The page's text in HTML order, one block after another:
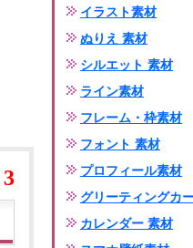
3
イラスト素材
ぬりえ 素材
シルエット 素材
ライン素材
フレーム・枠素材
フォント 素材
プロフィール素材
グリーティングカ
カレンダー 素材